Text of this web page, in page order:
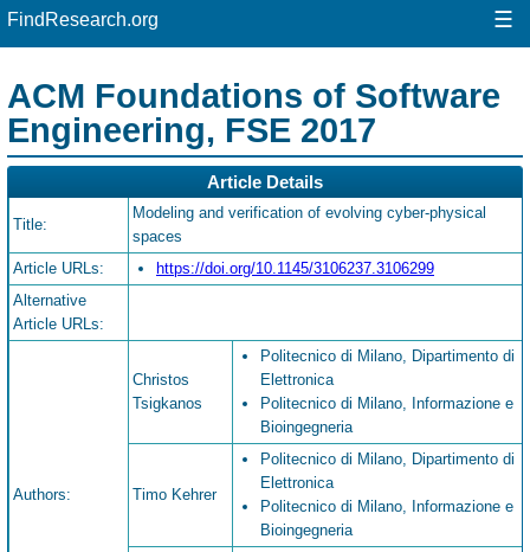
FindResearch.org ☰
ACM Foundations of Software
Engineering, FSE 2017
Article Details
Title:
Modeling and verification of evolving cyber-physical
spaces
Article URLs:
https://doi.org/10.1145/3106237.3106299
Alternative
Article URLs:
Authors:
Christos
Tsigkanos
Politecnico di Milano, Dipartimento di
Elettronica
Politecnico di Milano, Informazione e
Bioingegneria
Timo Kehrer
Politecnico di Milano, Dipartimento di
Elettronica
Politecnico di Milano, Informazione e
Bioingegneria